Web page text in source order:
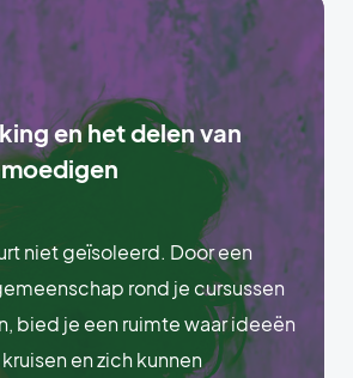
en het delen van
niet geïsoleerd. Door een
rond je cursussen
bied je een ruimte waar ideeën
en zich kunnen